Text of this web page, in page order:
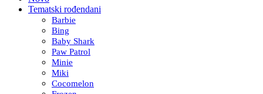
Tematski rođendani
Barbie
Bing
Baby Shark
Paw Patrol
Minie
Miki
Cocomelon